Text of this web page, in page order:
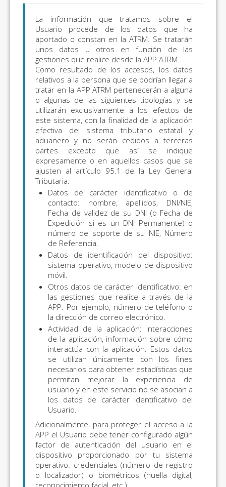
La información que tratamos sobre el
Usuario procede de los datos que ha
aportado o constan en la ATRM. Se tratarán
unos datos u otros en función de las
gestiones que realice desde la APP ATRM.
Como resultado de los accesos, los datos
relativos a la persona que se podrían llegar a
tratar en la APP ATRM pertenecerán a alguna
o algunas de las siguientes tipologías y se
utilizarán exclusivamente a los efectos de
este sistema, con la finalidad de la aplicación
efectiva del sistema tributario estatal y
aduanero y no serán cedidos a terceras
partes excepto que así se indique
expresamente o en aquellos casos que se
ajusten al artículo 95.1 de la Ley General
Tributaria:
Datos de carácter identificativo o de
contacto: nombre, apellidos, DNI/NIE,
Fecha de validez de su DNI (o Fecha de
Expedición si es un DNI Permanente) o
número de soporte de su NIE, Número
de Referencia.
Datos de identificación del dispositivo:
sistema operativo, modelo de dispositivo
móvil.
Otros datos de carácter identificativo: en
las gestiones que realice a través de la
APP. Por ejemplo, número de teléfono o
la dirección de correo electrónico.
Actividad de la aplicación: Interacciones
de la aplicación, información sobre cómo
interactúa con la aplicación. Estos datos
se utilizan únicamente con los fines
necesarios para obtener estadísticas que
permitan mejorar la experiencia de
usuario y en este servicio no se asocian a
los datos de carácter identificativo del
Usuario.
Adicionalmente, para proteger el acceso a la
APP el Usuario debe tener configurado algún
factor de autenticación del usuario en el
dispositivo proporcionado por tu sistema
operativo: credenciales (número de registro
o localizador) o biométricos (huella digital,
reconocimiento facial, etc.).